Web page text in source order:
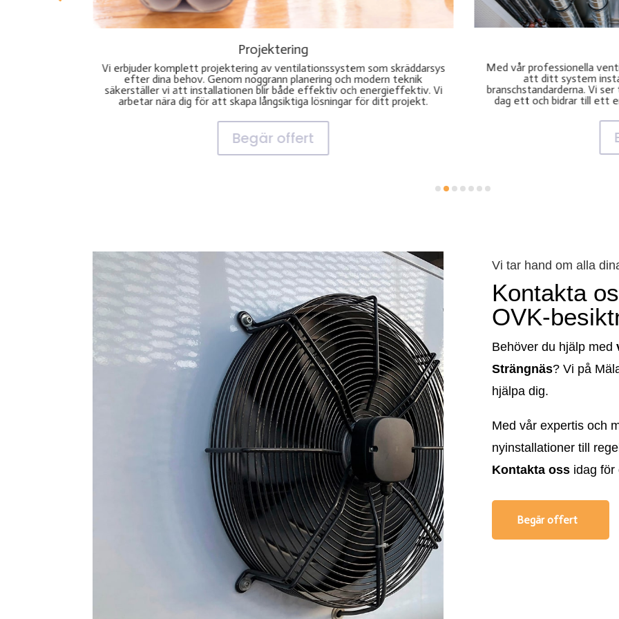
Installation
Med vår professionella ventilationsinstallation i Mälardalen garanterar vi
att ditt system installeras korrekt och följer de senaste
branschstandarderna. Vi ser till att din ventilation fungerar optimalt från
dag ett och bidrar till ett energieffektivt och hållbart inomhusklimat.
Begär offert
Vårt program för service
att ditt system alltid
kontroller och snabb
problem
Vi tar hand om alla
Kontakta
OVK-
Behöver du hjälp med
Strängnäs? Vi på
hjälpa dig.
Med vår expertis och
nyinstallationer till
Kontakta ossidag för
Begär offert